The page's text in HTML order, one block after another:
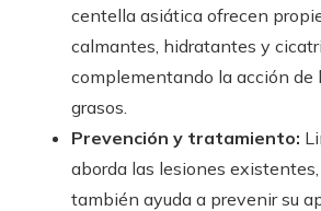
centella asiática ofrecen
calmantes, hidratantes y
complementando la acción de
grasos.
Prevención y tratamiento:
aborda las lesiones
también ayuda a prevenir su